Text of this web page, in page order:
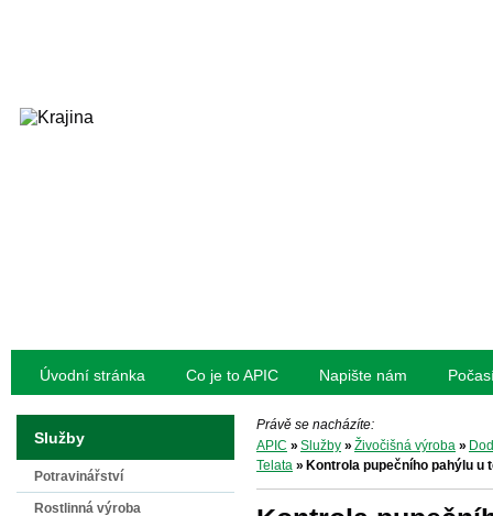
Úvodní stránka Co je to APIC Napište nám
Právě se nacházíte:
APIC » Služby » Živočišná výroba »
Telata » Kontrola pupečního pahýlu u
Služby
Potravinářství
Rostlinná výroba